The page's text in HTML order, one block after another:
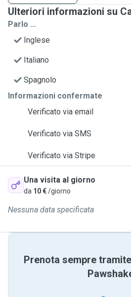
Ulteriori informazioni su
Parlo ...
Inglese
Italiano
Spagnolo
Informazioni confermate
Verificato via email
Verificato via SMS
Verificato via Stripe
Una visita al giorno
da 10 €/giorno
Nessuna data specificata
Prenota sempre